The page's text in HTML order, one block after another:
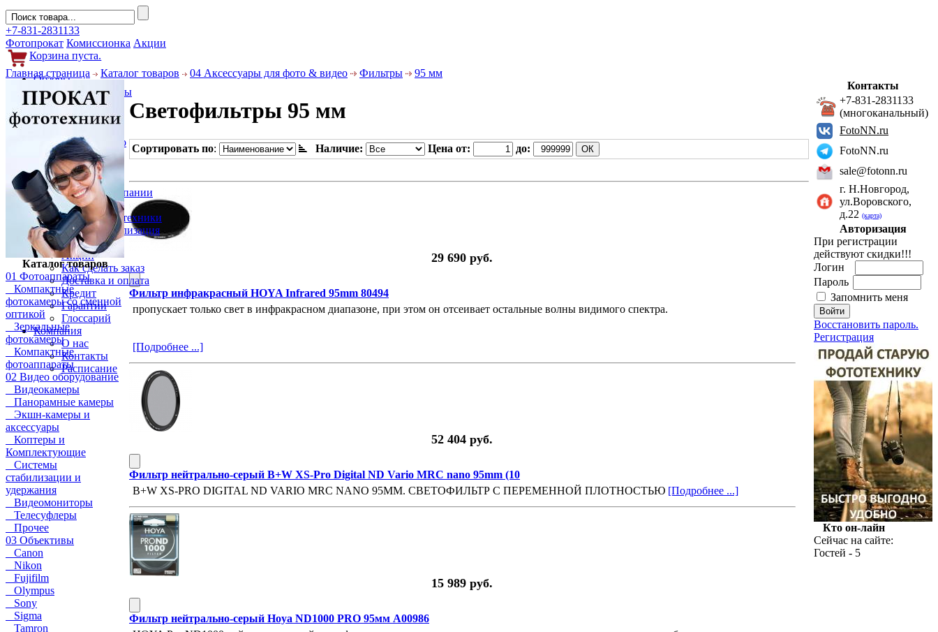
+7-831-2831133
Фотопрокат Комиссионка Акции
Корзина пуста.
Обзоры
Фотоаппараты
Объективы
Фильтры
Фото и видео
Гаджеты
Аксессуары
Слухи
Новости компании
Услуги
Прокат фототехники
Выкуп и реализация
Покупателям
Акции
Как сделать заказ
Доставка и оплата
Кредит
Гарантии
Глоссарий
Компания
О нас
Контакты
Расписание
Главная страница Каталог товаров 04 Аксессуары для фото & видео Фильтры 95 мм
Каталог товаров
01 Фотоаппараты
Компактные
фотокамеры со сменной
оптикой
Зеркальные
фотокамеры
Компактные
фотоаппараты
02 Видео оборудование
Видеокамеры
Панорамные камеры
Экшн-камеры и
аксессуары
Коптеры и
Комплектующие
Системы
стабилизации и
удержания
Видеомониторы
Телесуфлеры
Прочее
03 Объективы
Canon
Nikon
Fujifilm
Olympus
Sony
Sigma
Tamron
Светофильтры 95 мм
Сортировать по: Наличие: Цена от: до:
29 690 руб.
Фильтр инфракрасный HOYA Infrared 95mm 80494
пропускает только свет в инфракрасном диапазоне, при этом он отсеивает остальные волны видимого спектра.
[Подробнее ...]
52 404 руб.
Фильтр нейтрально-серый B+W XS-Pro Digital ND Vario MRC nano 95mm (10
B+W XS-PRO DIGITAL ND VARIO MRC NANO 95MM. СВЕТОФИЛЬТР С ПЕРЕМЕННОЙ ПЛОТНОСТЬЮ [Подробнее ...]
15 989 руб.
Фильтр нейтрально-серый Hoya ND1000 PRO 95мм A00986
Контакты
+7-831-2831133
(многоканальный)
FotoNN.ru
FotoNN.ru
sale@fotonn.ru
г. Н.Новгород,
ул.Воровского,
д.22 (карта)
Авторизация
При регистрации
действуют скидки!!!
Логин
Пароль
Запомнить меня
Восстановить пароль.
Регистрация
Кто он-лайн
Сейчас на сайте:
Гостей - 5